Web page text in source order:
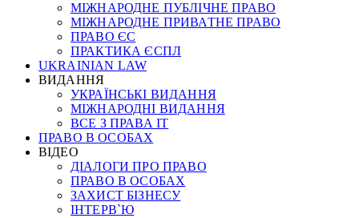
МІЖНАРОДНЕ ПУБЛІЧНЕ ПРАВО
МІЖНАРОДНЕ ПРИВАТНЕ ПРАВО
ПРАВО ЄС
ПРАКТИКА ЄСПЛ
UKRAINIAN LAW
ВИДАННЯ
УКРАЇНСЬКІ ВИДАННЯ
МІЖНАРОДНІ ВИДАННЯ
ВСЕ З ПРАВА ІТ
ПРАВО В ОСОБАХ
ВІДЕО
ДІАЛОГИ ПРО ПРАВО
ПРАВО В ОСОБАХ
ЗАХИСТ БІЗНЕСУ
ІНТЕРВ`Ю